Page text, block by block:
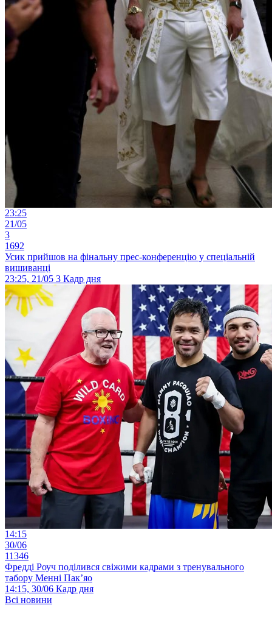
23:25
21/05
3
1692
Усик прийшов на фінальну прес-конференцію у спеціальній
вишиванці
23:25, 21/05 3 Кадр дня
14:15
30/06
11346
Фредді Роуч поділився свіжими кадрами з тренувального
табору Менні Пак’яо
14:15, 30/06 Кадр дня
Всі новини